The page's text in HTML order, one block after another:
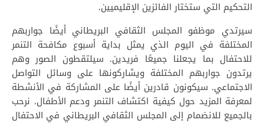
التحكيم التي ستختار الفائزين الإقليميين.
سيرتدي موظفو المجلس الثقافي البريطاني أيضًا جواربهم
المختلفة في اليوم الذي يمثل بداية أسبوع مكافحة التنمر
للاحتفال بما يجعلنا جميعًا فريدين. سيلتقطون الصور وهم
يرتدون جواربهم المختلفة ويشاركونها على وسائل التواصل
الاجتماعي. سيكونون قادرين أيضًا على المشاركة في الأنشطة
لمعرفة المزيد حول كيفية اكتشاف التنمر ودعم الأطفال. نرحب
بالجميع للانضمام إلى المجلس الثقافي البريطاني في الاحتفال